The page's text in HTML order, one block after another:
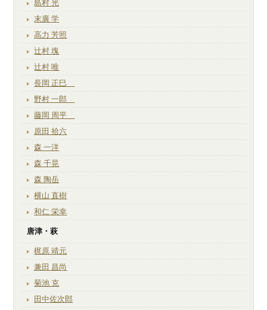
島村 光
末廣 学
高力 芳照
辻村 塊
辻村 唯
長岡 正巳
野村 一郎
藤岡 周平
原田 拾六
森 一洋
森 千晃
森 陶岳
横山 直樹
和仁 栄幸
唐津・萩
梶原 靖元
兼田 昌尚
菊池 克
田中佐次郎